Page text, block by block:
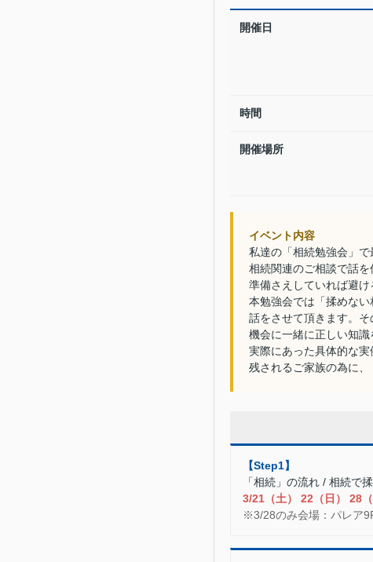
開催日
時間
開催場所
イベント内容
私達の「相続勉強会」
相続関連のご相談で話
準備さえしていれば避け
本勉強会では「揉めな
話をさせて頂きます。
機会に一緒に正しい知
実際にあった具体的な
残されるご家族の為に、
【Step1】
「相続」の流れ / 相続で
3/21（土） 22（日） 28（
※3/28のみ会場：パレア